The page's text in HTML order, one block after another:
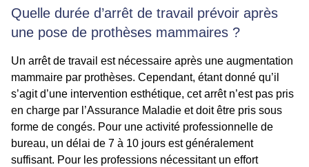
Quelle durée d’arrêt de travail prévoir après
une pose de prothèses mammaires ?
Un arrêt de travail est nécessaire après une augmentation
mammaire par prothèses. Cependant, étant donné qu’il
s’agit d’une intervention esthétique, cet arrêt n’est pas pris
en charge par l’Assurance Maladie et doit être pris sous
forme de congés. Pour une activité professionnelle de
bureau, un délai de 7 à 10 jours est généralement
suffisant. Pour les professions nécessitant un effort